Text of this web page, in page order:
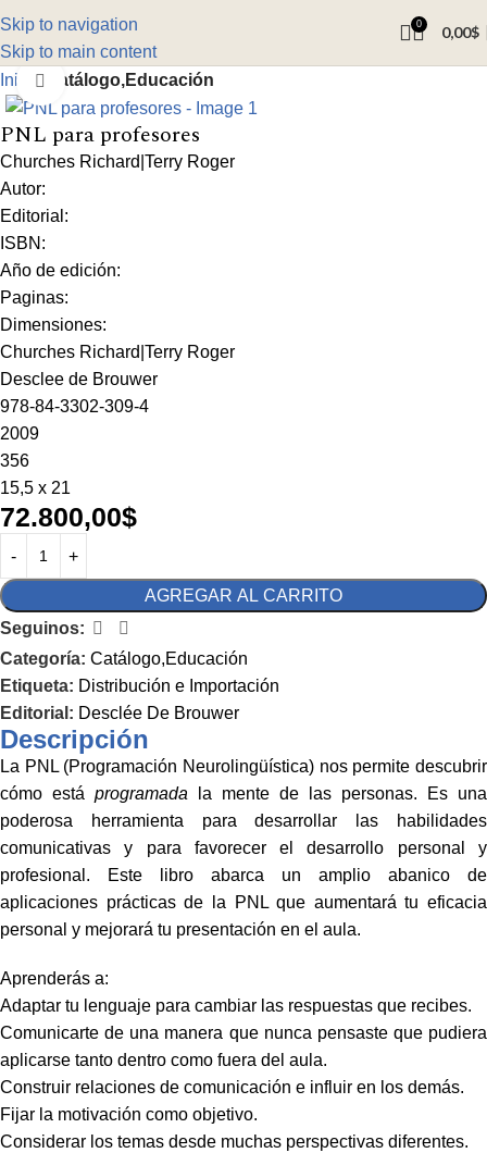
Skip to navigation
Skip to main content
0 0,00$
Inicio Catálogo,Educación
Click to enlarge
PNL para profesores
Churches Richard|Terry Roger
Autor:
Editorial:
ISBN:
Año de edición:
Paginas:
Dimensiones:
Churches Richard|Terry Roger
Desclee de Brouwer
978-84-3302-309-4
2009
356
15,5 x 21
72.800,00$
AGREGAR AL CARRITO
Seguinos:
Categoría: Catálogo,Educación
Etiqueta: Distribución e Importación
Editorial: Desclée De Brouwer
Descripción
La PNL (Programación Neurolingüística) nos permite descubrir
cómo está programada la mente de las personas. Es una
poderosa herramienta para desarrollar las habilidades
comunicativas y para favorecer el desarrollo personal y
profesional. Este libro abarca un amplio abanico de
aplicaciones prácticas de la PNL que aumentará tu eficacia
personal y mejorará tu presentación en el aula.
Aprenderás a:
Adaptar tu lenguaje para cambiar las respuestas que recibes.
Comunicarte de una manera que nunca pensaste que pudiera
aplicarse tanto dentro como fuera del aula.
Construir relaciones de comunicación e influir en los demás.
Fijar la motivación como objetivo.
Considerar los temas desde muchas perspectivas diferentes.